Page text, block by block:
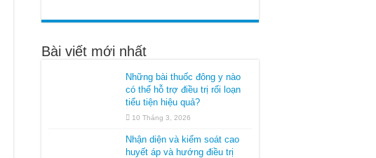
Bài viết mới nhất
Những bài thuốc đông y nào
có thể hỗ trợ điều trị rối loạn
tiểu tiện hiệu quả?
10 Tháng 3, 2026
Nhận diện và kiểm soát cao
huyết áp và hướng điều trị